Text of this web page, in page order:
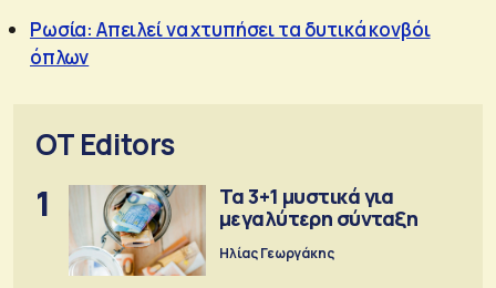
Ρωσία: Απειλεί να χτυπήσει τα δυτικά κονβόι
όπλων
OT Editors
1
Τα 3+1 μυστικά για
μεγαλύτερη σύνταξη
Ηλίας Γεωργάκης